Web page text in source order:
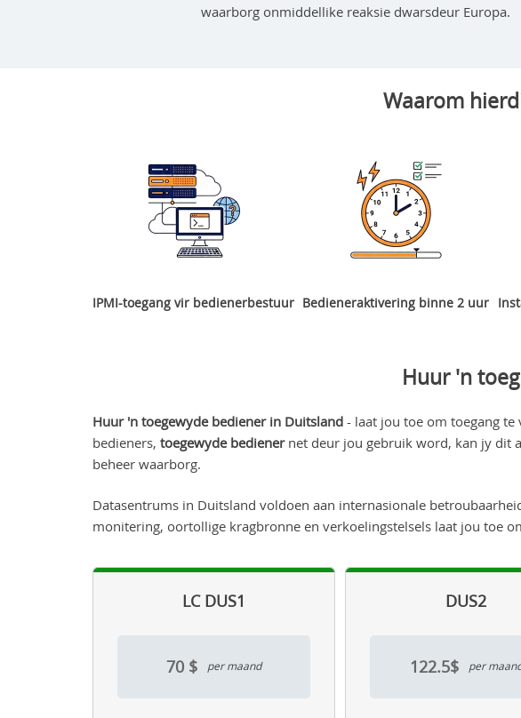
waarborg onmiddellike reaksie dwarsdeur Europa.
Waarom
IPMI-toegang vir bedienerbestuur Bedieneraktivering binne 2 uur
Huur 'n
Huur 'n toegewyde bediener in Duitsland - laat jou toe om toegang
bedieners, toegewyde bedienernet deur jou gebruik word, kan jy dit
beheer waarborg.
Datasentrums in Duitsland voldoen aan internasionale
monitering, oortollige kragbronne en verkoelingstelsels laat jou toe
LC DUS1
70 $ per maand
DUS2
122.5$ per